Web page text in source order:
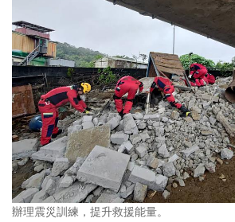
辦理震災訓練，提升救援能量。